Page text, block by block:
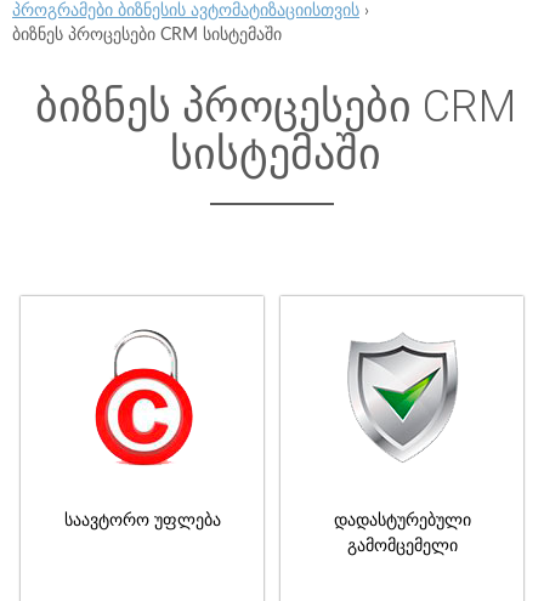
პროგრამები ბიზნესის ავტომატიზაციისთვის ›
ბიზნეს პროცესები CRM სისტემაში
ბიზნეს პროცესები CRM
სისტემაში
საავტორო უფლება
დადასტურებული
გამომცემელი